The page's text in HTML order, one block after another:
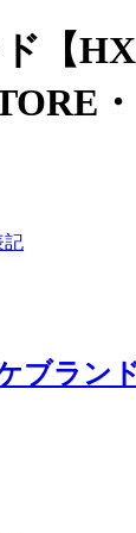
【
記